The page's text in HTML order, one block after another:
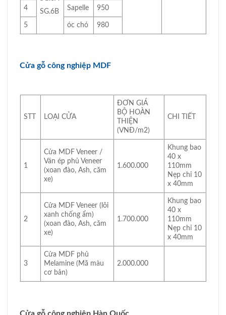
SG.6B
4 Sapelle 950
5 óc chó 980
Cửa gỗ công nghiệp MDF
STT LOẠI CỬA
ĐƠN GIÁ
BỘ HOÀN
THIỆN
(VNĐ/m2)
CHI TIẾT
1
Cửa MDF Veneer /
Ván ép phủ Veneer
(xoan đào, Ash, căm
xe)
1.600.000
Khung bao
40 x
110mm
Nẹp chỉ 10
x 40mm
2
Cửa MDF Veneer (lõi
xanh chống ẩm)
(xoan đào, Ash, căm
xe)
1.700.000
Khung bao
40 x
110mm
Nẹp chỉ 10
x 40mm
3
Cửa MDF phủ
Melamine (Mã màu
cơ bản)
2.000.000